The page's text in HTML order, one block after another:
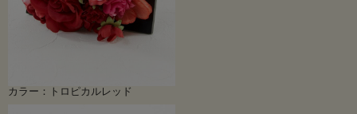
カラー：トロピカルレッド